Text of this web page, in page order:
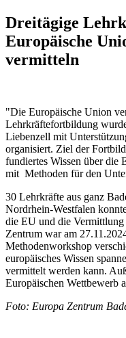
Dreitägige
Europäische
vermitteln
"Die Europäische Union
Lehrkräftefortbildung
Liebenzell mit
organisiert. Ziel der
fundiertes Wissen über die
mit Methoden für den
30 Lehrkräfte aus ganz
Nordrhein-Westfalen
die EU und die
Zentrum war am
Methodenworkshop
europäisches Wissen
vermittelt werden kann.
Europäischen Wettbewerb
Foto: Europa Zentrum